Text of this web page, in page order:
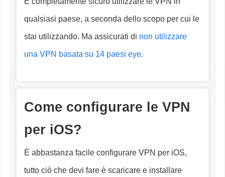
qualsiasi paese, a seconda dello scopo per cui le
stai utilizzando. Ma assicurati di non utilizzare
una VPN basata su 14 paesi eye.
Come configurare le VPN
per iOS?
È abbastanza facile configurare VPN per iOS,
tutto ciò che devi fare è scaricare e installare